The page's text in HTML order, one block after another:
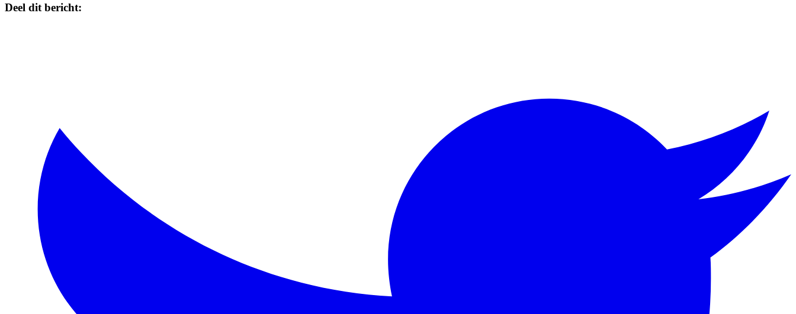
Deel dit bericht: